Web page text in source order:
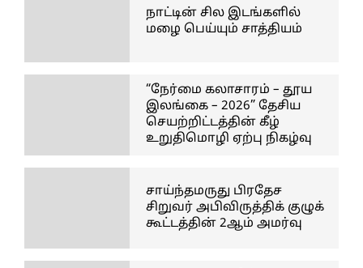
நாட்டின் சில இடங்களில்
மழை பெய்யும் சாத்தியம்
“நேர்மை கலாசாரம் – தூய
இலங்கை – 2026” தேசிய
செயற்றிட்டத்தின் கீழ்
உறுதிமொழி ஏற்பு நிகழ்வு
சாய்ந்தமருது பிரதேச
சிறுவர் அபிவிருத்திக் குழுக்
கூட்டத்தின் 2ஆம் அமர்வு